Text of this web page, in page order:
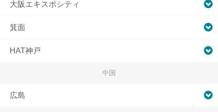
大阪エキスポシティ
箕面
HAT神戸
中国
広島